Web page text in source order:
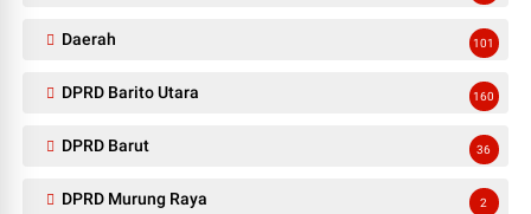
Daerah 101
DPRD Barito Utara 160
DPRD Barut 36
DPRD Murung Raya 2